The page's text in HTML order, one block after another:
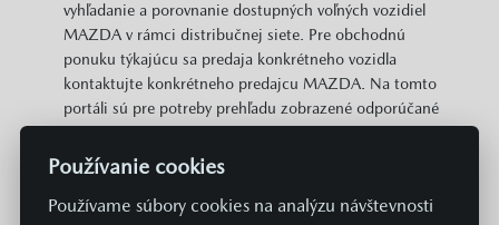
vyhľadanie a porovnanie dostupných voľných vozidiel
MAZDA v rámci distribučnej siete. Pre obchodnú
ponuku týkajúcu sa predaja konkrétneho vozidla
kontaktujte konkrétneho predajcu MAZDA. Na tomto
portáli sú pre potreby prehľadu zobrazené odporúčané
DPH. Zobrazené môžu byť aj informácie o plošne
predajnej sieti MAZDA vzťahujúcich sa na daný model.
Používanie cookies
Používame súbory cookies na analýzu návštevnosti